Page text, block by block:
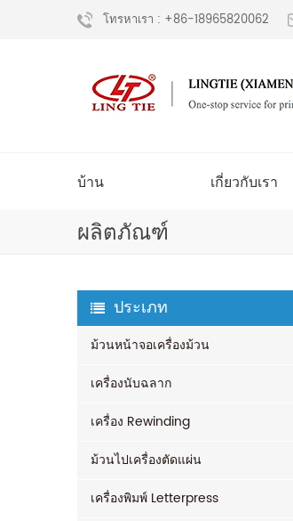
โทรหาเรา : +86-18965820062
บ้าน เกี่ยวกับเรา
ผลิตภัณฑ์
ประเภท
ม้วนหน้าจอเครื่องม้วน
เครื่องนับฉลาก
เครื่อง Rewinding
ม้วนไปเครื่องตัดแผ่น
เครื่องพิมพ์ Letterpress